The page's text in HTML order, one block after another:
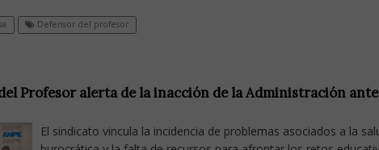
Defensor del profesor
Profesor alerta de la inacción de la Administración
El sindicato vincula la incidencia de problemas asociados a la